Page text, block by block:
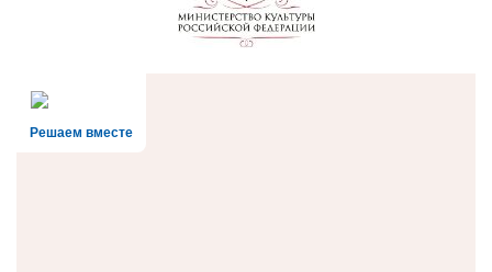
Решаем вместе